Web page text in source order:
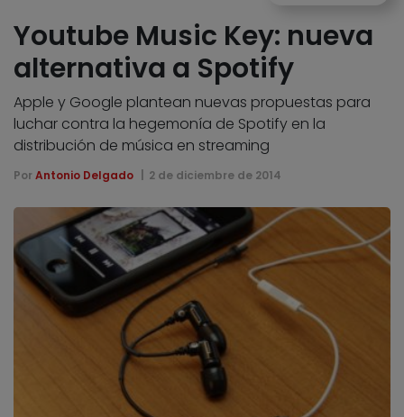
Youtube Music Key: nueva
alternativa a Spotify
Apple y Google plantean nuevas propuestas para
luchar contra la hegemonía de Spotify en la
distribución de música en streaming
Por Antonio Delgado 2 de diciembre de 2014